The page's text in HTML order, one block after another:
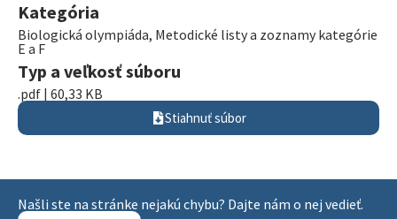
Kategória
Biologická olympiáda, Metodické listy a zoznamy kategórie
E a F
Typ a veľkosť súboru
.pdf | 60,33 KB
Stiahnuť súbor
Našli ste na stránke nejakú chybu? Dajte nám o nej vedieť.